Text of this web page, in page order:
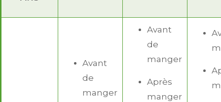
Avant
de
manger
Avant
de
manger
Après
manger